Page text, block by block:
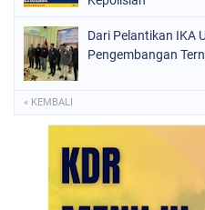
Dari Pelantikan IKA
Pengembangan
« KEMBALI